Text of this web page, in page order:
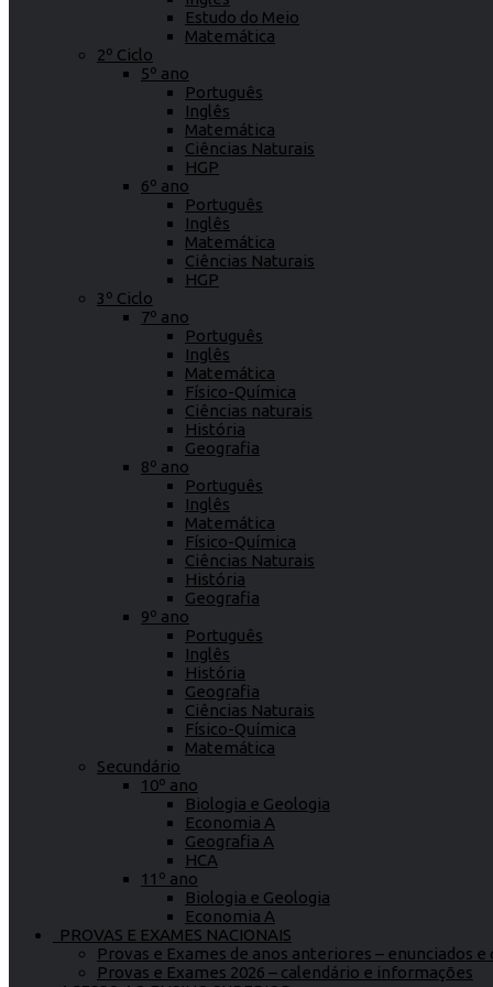
Estudo do Meio
Matemática
2º Ciclo
5º ano
Português
Inglês
Matemática
Ciências Naturais
HGP
6º ano
Português
Inglês
Matemática
Ciências Naturais
HGP
3º Ciclo
7º ano
Português
Inglês
Matemática
Físico-Química
Ciências naturais
História
Geografia
8º ano
Português
Inglês
Matemática
Físico-Química
Ciências Naturais
História
Geografia
9º ano
Português
Inglês
História
Geografia
Ciências Naturais
Físico-Química
Matemática
Secundário
10º ano
Biologia e Geologia
Economia A
Geografia A
HCA
11º ano
Biologia e Geologia
Economia A
PROVAS E EXAMES NACIONAIS
Provas e Exames de anos anteriores – enunciados
Provas e Exames 2026 – calendário e informações